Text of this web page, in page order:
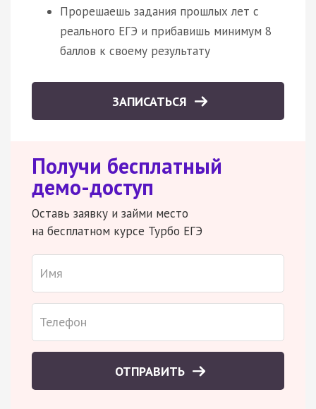
Прорешаешь задания прошлых лет с
реального ЕГЭ и прибавишь минимум 8
баллов к своему результату
ЗАПИСАТЬСЯ
Получи бесплатный
демо-доступ
Оставь заявку и займи место
на бесплатном курсе Турбо ЕГЭ
ОТПРАВИТЬ